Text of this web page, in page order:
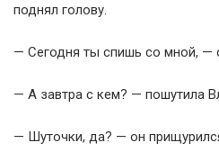
поднял голову.
— Сегодня ты спишь со мной, —
— А завтра с кем? — пошутила
— Шуточки, да? — он